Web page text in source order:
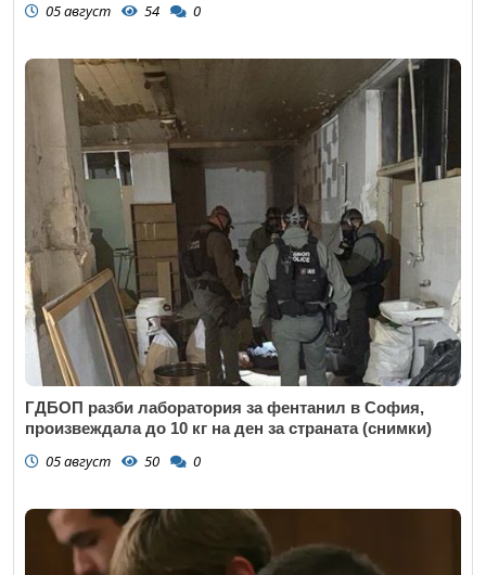
05 август 54 0
ГДБОП разби лаборатория за фентанил в София,
произвеждала до 10 кг на ден за страната (снимки)
05 август 50 0